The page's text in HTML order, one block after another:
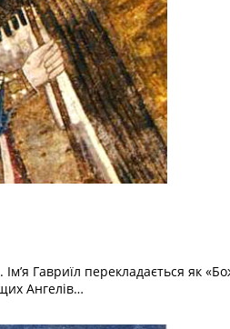
Гавриїл перекладається як
Ангелів…